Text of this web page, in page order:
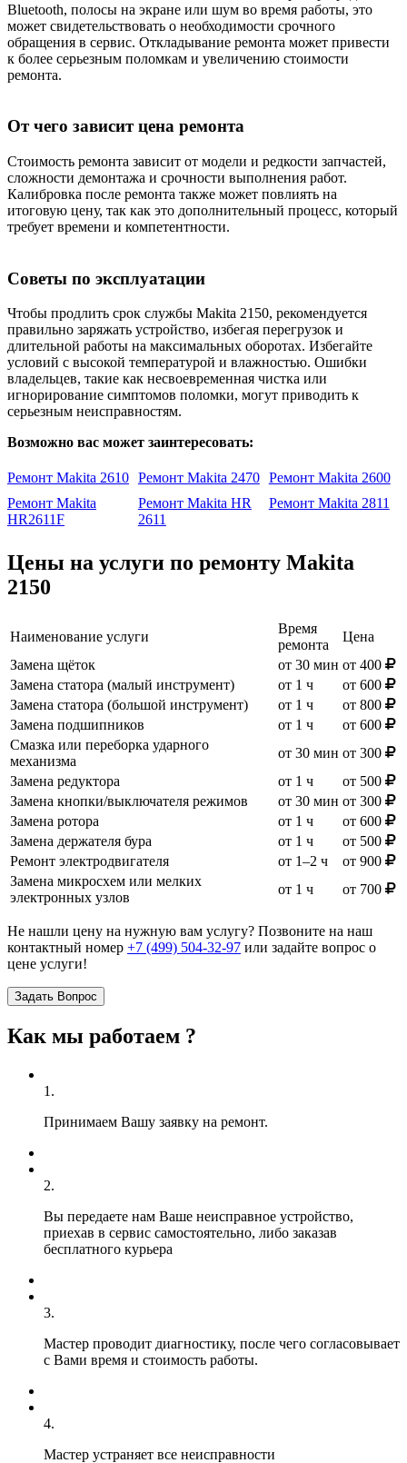
Bluetooth, полосы на экране или шум во время работы, это
может свидетельствовать о необходимости срочного
обращения в сервис. Откладывание ремонта может привести
к более серьезным поломкам и увеличению стоимости
ремонта.
От чего зависит цена ремонта
Стоимость ремонта зависит от модели и редкости запчастей,
сложности демонтажа и срочности выполнения работ.
Калибровка после ремонта также может повлиять на
итоговую цену, так как это дополнительный процесс, который
требует времени и компетентности.
Советы по эксплуатации
Чтобы продлить срок службы Makita 2150, рекомендуется
правильно заряжать устройство, избегая перегрузок и
длительной работы на максимальных оборотах. Избегайте
условий с высокой температурой и влажностью. Ошибки
владельцев, такие как несвоевременная чистка или
игнорирование симптомов поломки, могут приводить к
серьезным неисправностям.
Возможно вас может заинтересовать:
Ремонт Makita 2610 Ремонт Makita 2470 Ремонт Makita 2600
Ремонт Makita
HR2611F
Ремонт Makita HR
2611
Ремонт Makita 2811
Цены на услуги по ремонту Makita
2150
Наименование услуги
Время
ремонта
Цена
Замена щёток
от 30 мин от 400
Замена статора (малый инструмент)
от 1 ч
от 600
Замена статора (большой инструмент)
от 1 ч
от 800
Замена подшипников
от 1 ч
от 600
Смазка или переборка ударного
механизма
от 30 мин от 300
Замена редуктора
от 1 ч
от 500
Замена кнопки/выключателя режимов
от 30 мин от 300
Замена ротора
от 1 ч
от 600
Замена держателя бура
от 1 ч
от 500
Ремонт электродвигателя
от 1–2 ч
от 900
Замена микросхем или мелких
электронных узлов
от 1 ч от 700
Не нашли цену на нужную вам услугу? Позвоните на наш
контактный номер +7 (499) 504-32-97 или задайте вопрос о
цене услуги!
Задать Вопрос
Как мы работаем ?
1.
Принимаем Вашу заявку на ремонт.
2.
Вы передаете нам Ваше неисправное устройство,
приехав в сервис самостоятельно, либо заказав
бесплатного курьера
3.
Мастер проводит диагностику, после чего согласовывает
с Вами время и стоимость работы.
4.
Мастер устраняет все неисправности